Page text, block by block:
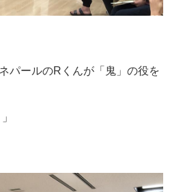
パールのRくんが「鬼」の役を